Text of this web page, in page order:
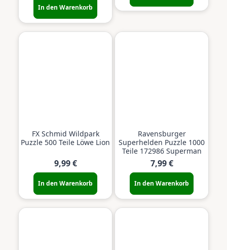
In den Warenkorb
FX Schmid Wildpark
Puzzle 500 Teile Löwe Lion
9,99 €
In den Warenkorb
Ravensburger
Superhelden Puzzle 1000
Teile 172986 Superman
7,99 €
In den Warenkorb